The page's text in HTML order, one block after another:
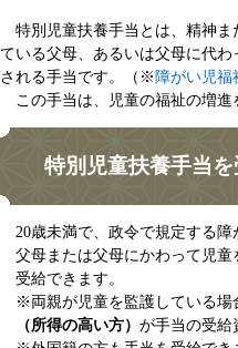
特別児童扶養手当とは、精神ま
ている父母、あるいは父母に代
される手当です。（※ 障がい児福
この手当は、児童の福祉の増進
特別児童扶養手当
20歳未満で、政令で規定する
父母または父母にかわって児
受給できます。
※両親が児童を監護している場
（所得の高い方） が手当の受給